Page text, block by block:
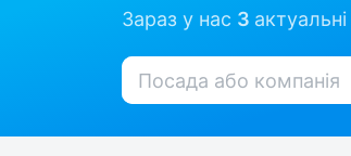
Зараз у нас 3 актуальні